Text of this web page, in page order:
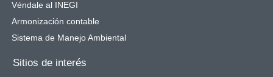
Véndale al INEGI
Armonización contable
Sistema de Manejo Ambiental
Sitios de interés